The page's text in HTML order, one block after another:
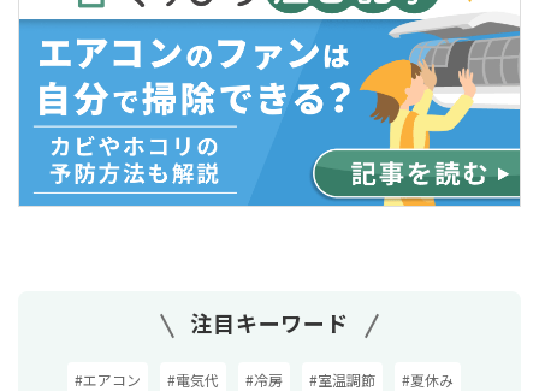
注目キーワード
#エアコン #電気代 #冷房 #室温調節 #夏休み